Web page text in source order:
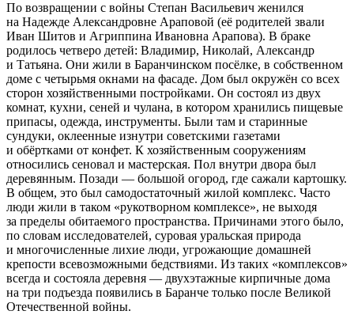
По возвращении с войны Степан Васильевич женился
на Надежде Александровне Араповой (её родителей звали
Иван Шитов и Агриппина Ивановна Арапова). В браке
родилось четверо детей: Владимир, Николай, Александр
и Татьяна. Они жили в Баранчинском посёлке, в собственном
доме с четырьмя окнами на фасаде. Дом был окружён со всех
сторон хозяйственными постройками. Он состоял из двух
комнат, кухни, сеней и чулана, в котором хранились пищевые
припасы, одежда, инструменты. Были там и старинные
сундуки, оклеенные изнутри советскими газетами
и обёртками от конфет. К хозяйственным сооружениям
относились сеновал и мастерская. Пол внутри двора был
деревянным. Позади — большой огород, где сажали картошку.
В общем, это был самодостаточный жилой комплекс. Часто
люди жили в таком «рукотворном комплексе», не выходя
за пределы обитаемого пространства. Причинами этого было,
по словам исследователей, суровая уральская природа
и многочисленные лихие люди, угрожающие домашней
крепости всевозможными бедствиями. Из таких «комплексов»
всегда и состояла деревня — двухэтажные кирпичные дома
на три подъезда появились в Баранче только после Великой
Отечественной войны.